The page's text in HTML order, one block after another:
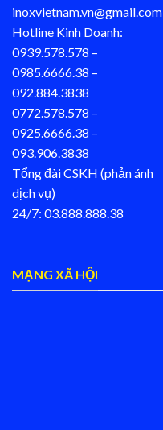
inoxvietnam.vn@gmail.com
Hotline Kinh Doanh:
0939.578.578 –
0985.6666.38 –
092.884.3838
0772.578.578 –
0925.6666.38 –
093.906.3838
Tổng đài CSKH (phản ánh
dịch vụ)
24/7: 03.888.888.38
MẠNG XÃ HỘI